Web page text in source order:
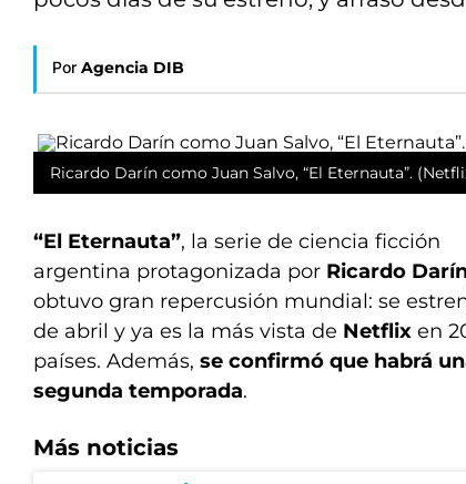
Por Agencia DIB
Ricardo Darín como Juan Salvo, “El Eternauta”.
“El Eternauta”, la serie de ciencia ficción
argentina protagonizada por Ricardo
obtuvo gran repercusión mundial: se
de abril y ya es la más vista de Netflix en
países. Además, se confirmó que habrá
segunda temporada.
Más noticias